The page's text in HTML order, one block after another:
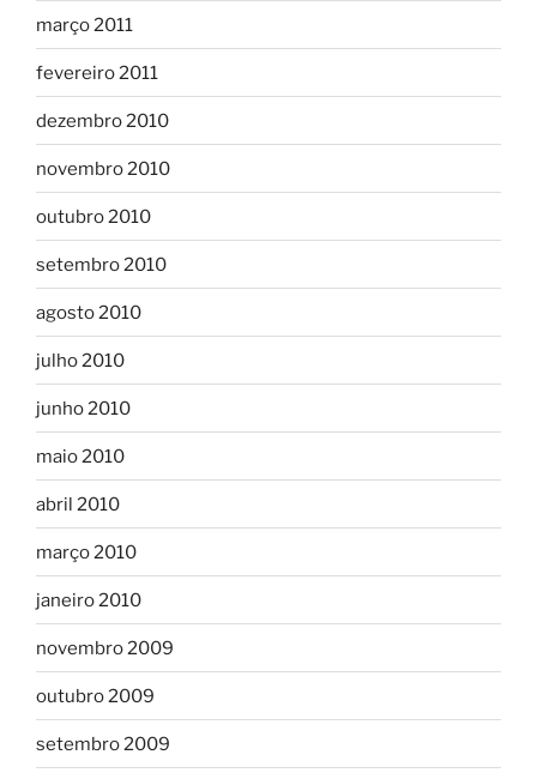
março 2011
fevereiro 2011
dezembro 2010
novembro 2010
outubro 2010
setembro 2010
agosto 2010
julho 2010
junho 2010
maio 2010
abril 2010
março 2010
janeiro 2010
novembro 2009
outubro 2009
setembro 2009